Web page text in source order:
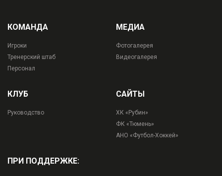
КОМАНДА
Игроки
Тренерский штаб
Персонал
МЕДИА
Фотогалерея
Видеогалерея
КЛУБ
Руководство
САЙТЫ
ХК «Рубин»
ФК «Тюмень»
АНО «Футбол-Хоккей»
ПРИ ПОДДЕРЖКЕ: